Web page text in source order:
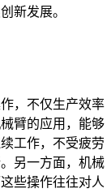
新发展。
，不仅生产效率
臂的应用，能够
工作，不受疲劳
另一方面，机械
些操作往往对人